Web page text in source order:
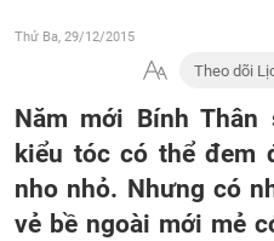
Thứ Ba, 29/12/2015
Theo dõi
Năm mới Bính
kiểu tóc có thể đem
nho nhỏ. Nhưng có
vẻ bề ngoài mới mẻ